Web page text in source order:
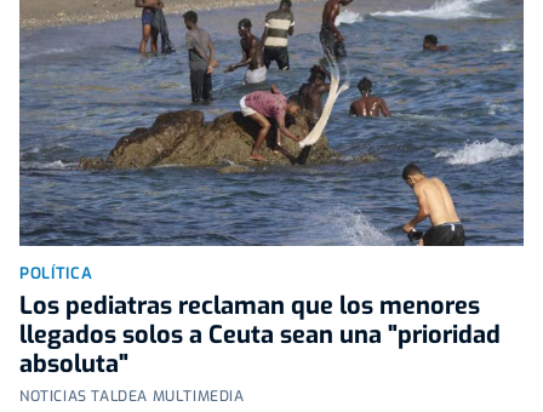
POLÍTICA
Los pediatras reclaman que los menores
llegados solos a Ceuta sean una "prioridad
absoluta"
NOTICIAS TALDEA MULTIMEDIA